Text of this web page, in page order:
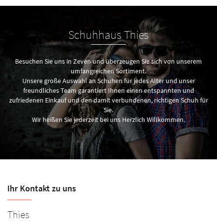
Schuhhaus Thies
Besuchen Sie uns in Zeven und überzeugen Sie sich von unserem
umfangreichen Sortiment.
Unsere große Auswahl an Schuhen für jedes Alter und unser
freundliches Team garantiert Ihnen einen entspannten und
zufriedenen Einkauf und den damit verbundenen, richtigen Schuh für
Sie.
Wir heißen Sie jederzeit bei uns Herzlich Willkommen.
Ihr Kontakt zu uns
Thies